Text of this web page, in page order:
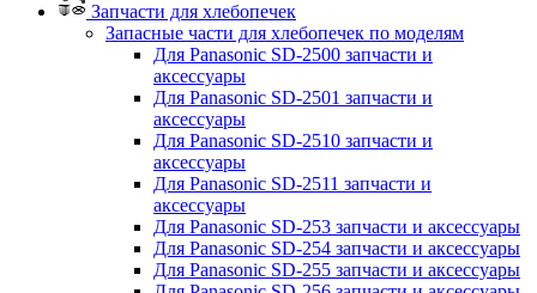
Запчасти для хлебопечек
Запасные части для хлебопечек по моделям
Для Panasonic SD-2500 запчасти и
аксессуары
Для Panasonic SD-2501 запчасти и
аксессуары
Для Panasonic SD-2510 запчасти и
аксессуары
Для Panasonic SD-2511 запчасти и
аксессуары
Для Panasonic SD-253 запчасти и аксессуары
Для Panasonic SD-254 запчасти и аксессуары
Для Panasonic SD-255 запчасти и аксессуары